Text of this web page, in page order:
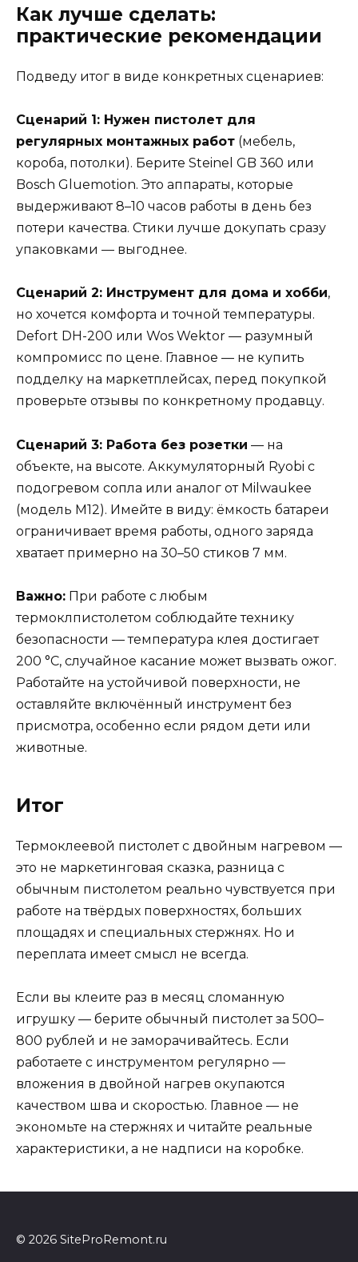
Как лучше сделать:
практические рекомендации
Подведу итог в виде конкретных сценариев:
Сценарий 1: Нужен пистолет для
регулярных монтажных работ (мебель,
короба, потолки). Берите Steinel GB 360 или
Bosch Gluemotion. Это аппараты, которые
выдерживают 8–10 часов работы в день без
потери качества. Стики лучше докупать сразу
упаковками — выгоднее.
Сценарий 2: Инструмент для дома и хобби,
но хочется комфорта и точной температуры.
Defort DH-200 или Wos Wektor — разумный
компромисс по цене. Главное — не купить
подделку на маркетплейсах, перед покупкой
проверьте отзывы по конкретному продавцу.
Сценарий 3: Работа без розетки — на
объекте, на высоте. Аккумуляторный Ryobi с
подогревом сопла или аналог от Milwaukee
(модель M12). Имейте в виду: ёмкость батареи
ограничивает время работы, одного заряда
хватает примерно на 30–50 стиков 7 мм.
Важно: При работе с любым
термоклпистолетом соблюдайте технику
безопасности — температура клея достигает
200 °C, случайное касание может вызвать ожог.
Работайте на устойчивой поверхности, не
оставляйте включённый инструмент без
присмотра, особенно если рядом дети или
животные.
Итог
Термоклеевой пистолет с двойным нагревом —
это не маркетинговая сказка, разница с
обычным пистолетом реально чувствуется при
работе на твёрдых поверхностях, больших
площадях и специальных стержнях. Но и
переплата имеет смысл не всегда.
Если вы клеите раз в месяц сломанную
игрушку — берите обычный пистолет за 500–
800 рублей и не заморачивайтесь. Если
работаете с инструментом регулярно —
вложения в двойной нагрев окупаются
качеством шва и скоростью. Главное — не
экономьте на стержнях и читайте реальные
характеристики, а не надписи на коробке.
© 2026 SiteProRemont.ru